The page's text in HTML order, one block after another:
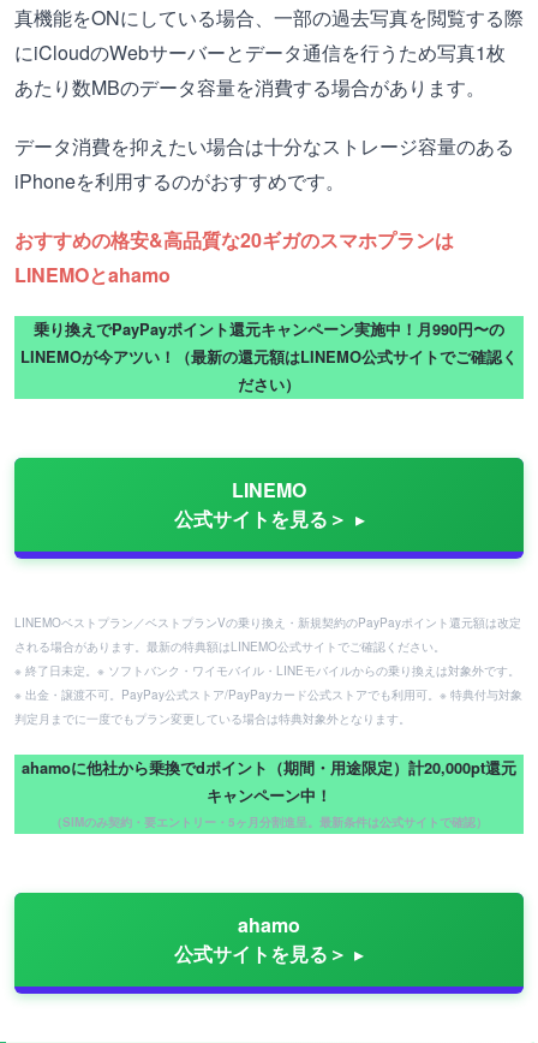
真機能をONにしている場合、一部の過去写真を閲覧する際
にiCloudのWebサーバーとデータ通信を行うため写真1枚
あたり数MBのデータ容量を消費する場合があります。
データ消費を抑えたい場合は十分なストレージ容量のある
iPhoneを利用するのがおすすめです。
おすすめの格安&高品質な20ギガのスマホプランは
LINEMOとahamo
乗り換えでPayPayポイント還元キャンペーン実施中！月990円〜の
LINEMOが今アツい！（最新の還元額はLINEMO公式サイトでご確認く
ださい）
LINEMO
公式サイトを見る＞
LINEMOベストプラン／ベストプランVの乗り換え・新規契約のPayPayポイント還元額は改定
される場合があります。最新の特典額はLINEMO公式サイトでご確認ください。
※ 終了日未定。※ ソフトバンク・ワイモバイル・LINEモバイルからの乗り換えは対象外です。
※ 出金・譲渡不可。PayPay公式ストア/PayPayカード公式ストアでも利用可。※ 特典付与対象
判定月までに一度でもプラン変更している場合は特典対象外となります。
ahamoに他社から乗換でdポイント（期間・用途限定）計20,000pt還元
キャンペーン中！
（SIMのみ契約・要エントリー・5ヶ月分割進呈。最新条件は公式サイトで確認）
ahamo
公式サイトを見る＞